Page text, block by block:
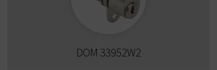
DOM 33952W2